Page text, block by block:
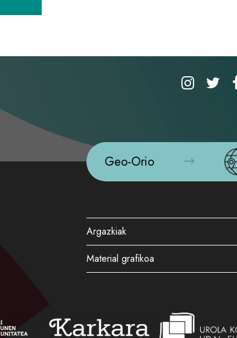
Geo-Orio
Argazkiak
Material grafikoa